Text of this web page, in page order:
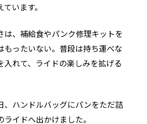
います。
は、補給食やパンク修理キットを
もったいない。普段は持ち運べな
入れて、ライドの楽しみを拡げる
、ハンドルバッグにパンをただ詰
イドへ出かけました。